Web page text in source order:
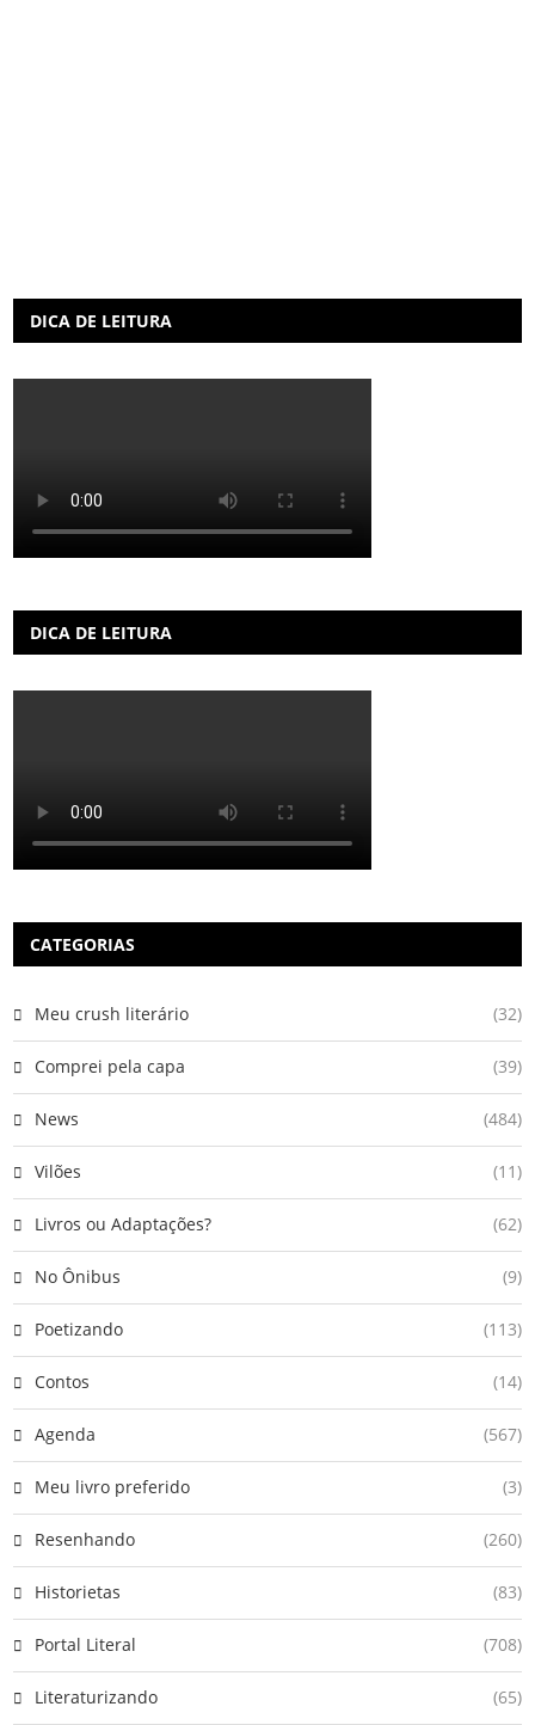
DICA DE LEITURA
DICA DE LEITURA
CATEGORIAS
Meu crush literário (32)
Comprei pela capa (39)
News (484)
Vilões (11)
Livros ou Adaptações? (62)
No Ônibus (9)
Poetizando (113)
Contos (14)
Agenda (567)
Meu livro preferido (3)
Resenhando (260)
Historietas (83)
Portal Literal (708)
Literaturizando (65)